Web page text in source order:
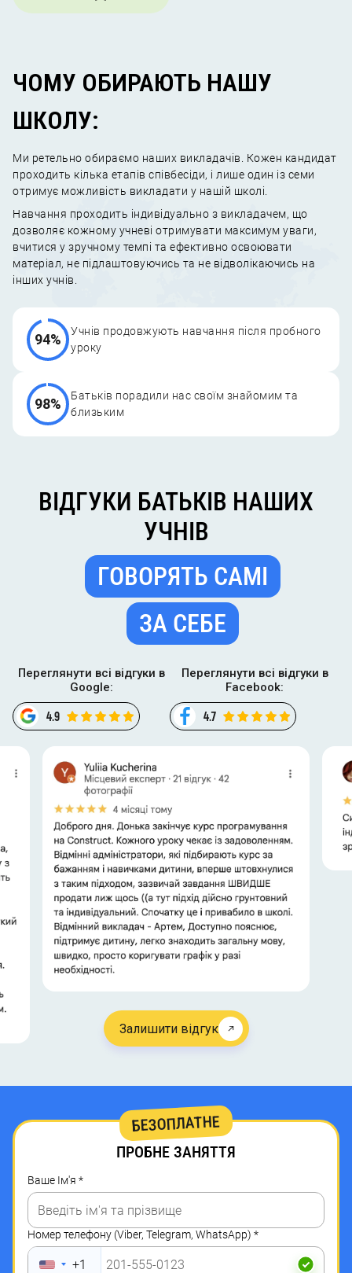
ЧОМУ ОБИРАЮТЬ НАШУ
ШКОЛУ:
Ми ретельно обираємо наших викладачів. Кожен кандидат
проходить кілька етапів співбесіди, і лише один із семи
отримує можливість викладати у нашій школі.
Навчання проходить індивідуально з викладачем, що
дозволяє кожному учневі отримувати максимум уваги,
вчитися у зручному темпі та ефективно освоювати
матеріал, не підлаштовуючись та не відволікаючись на
інших учнів.
94%
Учнів продовжують навчання після пробного
уроку
98%
Батьків порадили нас своїм знайомим та
близьким
ВІДГУКИ
БАТЬКІВ
НАШИХ
УЧНІВ
ГОВОРЯТЬ
САМІ
ЗА
СЕБЕ
ВІДГУКИ БАТЬКІВ НАШИХ
УЧНІВ
ГОВОРЯТЬ САМІ
ЗА СЕБЕ
Переглянути всі відгуки в
Google:
4.9
Переглянути всі відгуки в
Facebook:
4.7
Залишити відгук
ВАША
ЗМОЖЕ
ТАК
САМО
БЕЗОПЛАТНЕ
ПРОБНЕ ЗАНЯТТЯ
Ваше Ім'я *
Номер телефону (Viber, Telegram, WhatsApp) *
+1